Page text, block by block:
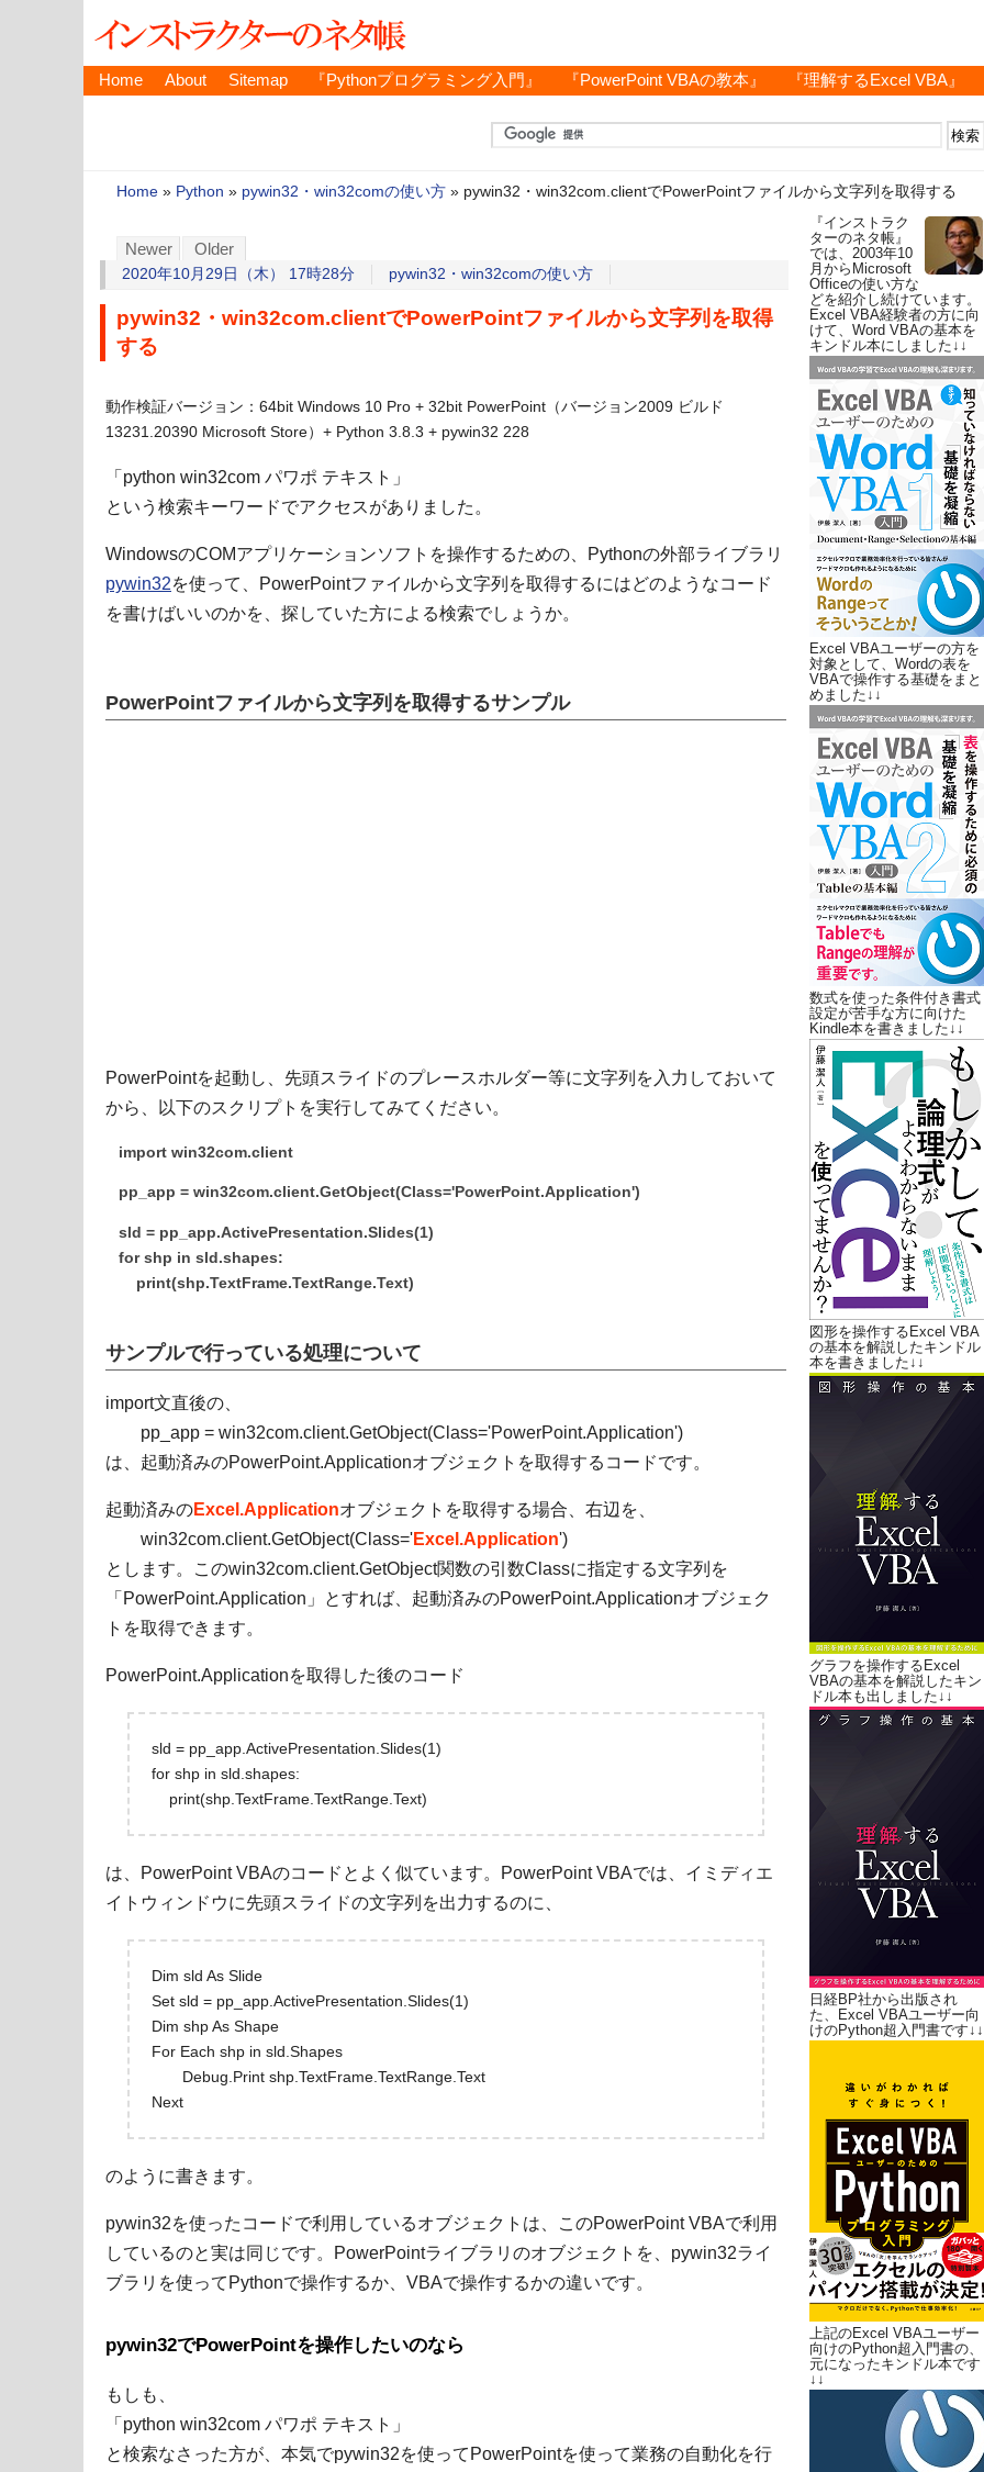
Home About Sitemap 『Pythonプログラミング入門』 『PowerPoint VBAの教本』 『理解するExcel VBA』
Home » Python » pywin32・win32comの使い方 » pywin32・win32com.clientでPowerPointファイルから文字列を取得する
Newer Older
2020年10月29日（木） 17時28分 pywin32・win32comの使い方
pywin32・win32com.clientでPowerPointファイルから文字列を取得
する
動作検証バージョン：64bit Windows 10 Pro + 32bit PowerPoint（バージョン2009 ビルド
13231.20390 Microsoft Store）+ Python 3.8.3 + pywin32 228
「python win32com パワポ テキスト」
という検索キーワードでアクセスがありました。
WindowsのCOMアプリケーションソフトを操作するための、Pythonの外部ライブラリ
pywin32を使って、PowerPointファイルから文字列を取得するにはどのようなコード
を書けばいいのかを、探していた方による検索でしょうか。
PowerPointファイルから文字列を取得するサンプル
PowerPointを起動し、先頭スライドのプレースホルダー等に文字列を入力しておいて
から、以下のスクリプトを実行してみてください。
import win32com.client
pp_app = win32com.client.GetObject(Class='PowerPoint.Application')
sld = pp_app.ActivePresentation.Slides(1)
for shp in sld.shapes:
print(shp.TextFrame.TextRange.Text)
サンプルで行っている処理について
import文直後の、
pp_app = win32com.client.GetObject(Class='PowerPoint.Application')
は、起動済みのPowerPoint.Applicationオブジェクトを取得するコードです。
起動済みのExcel.Applicationオブジェクトを取得する場合、右辺を、
win32com.client.GetObject(Class='Excel.Application')
とします。このwin32com.client.GetObject関数の引数Classに指定する文字列を
「PowerPoint.Application」とすれば、起動済みのPowerPoint.Applicationオブジェク
トを取得できます。
PowerPoint.Applicationを取得した後のコード
sld = pp_app.ActivePresentation.Slides(1)
for shp in sld.shapes:
print(shp.TextFrame.TextRange.Text)
は、PowerPoint VBAのコードとよく似ています。PowerPoint VBAでは、イミディエ
イトウィンドウに先頭スライドの文字列を出力するのに、
Dim sld As Slide
Set sld = pp_app.ActivePresentation.Slides(1)
Dim shp As Shape
For Each shp in sld.Shapes
Debug.Print shp.TextFrame.TextRange.Text
Next
のように書きます。
pywin32を使ったコードで利用しているオブジェクトは、このPowerPoint VBAで利用
しているのと実は同じです。PowerPointライブラリのオブジェクトを、pywin32ライ
ブラリを使ってPythonで操作するか、VBAで操作するかの違いです。
pywin32でPowerPointを操作したいのなら
もしも、
「python win32com パワポ テキスト」
と検索なさった方が、本気でpywin32を使ってPowerPointを使って業務の自動化を行
『インストラク
ターのネタ帳』
では、2003年10
月からMicrosoft
Officeの使い方な
どを紹介し続けています。
Excel VBA経験者の方に向
けて、Word VBAの基本を
キンドル本にしました↓↓
Excel VBAユーザーの方を
対象として、Wordの表を
VBAで操作する基礎をまと
めました↓↓
数式を使った条件付き書式
設定が苦手な方に向けた
Kindle本を書きました↓↓
図形を操作するExcel VBA
の基本を解説したキンドル
本を書きました↓↓
グラフを操作するExcel
VBAの基本を解説したキン
ドル本も出しました↓↓
日経BP社から出版され
た、Excel VBAユーザー向
けのPython超入門書です↓↓
上記のExcel VBAユーザー
向けのPython超入門書の、
元になったキンドル本です
↓↓